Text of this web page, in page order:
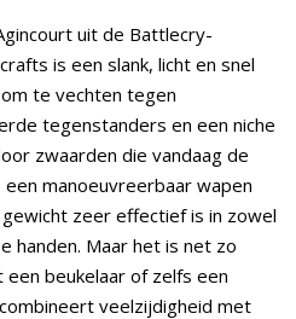
uit de Battlecry-
is een slank, licht en snel
te vechten tegen
tegenstanders en een niche
zwaarden die vandaag de
manoeuvreerbaar wapen
zeer effectief is in zowel
handen. Maar het is net zo
beukelaar of zelfs een
veelzijdigheid met